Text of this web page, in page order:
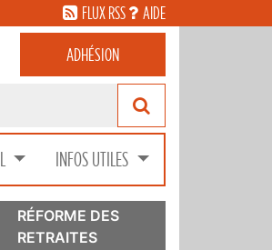
FLUX RSS AIDE
ADHÉSION
INFOS UTILES
RÉFORME DES
RETRAITES